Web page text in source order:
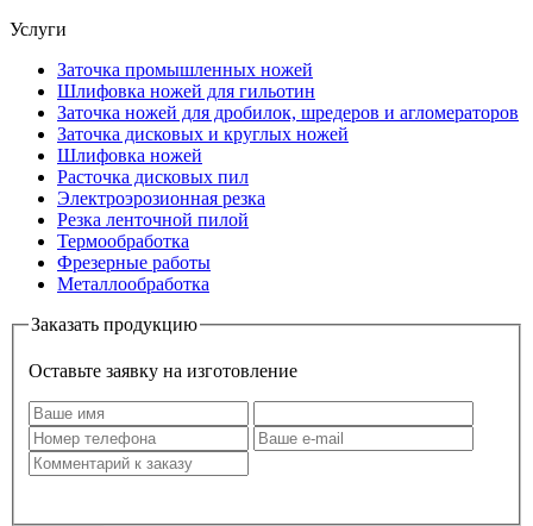
Услуги
Заточка промышленных ножей
Шлифовка ножей для гильотин
Заточка ножей для дробилок, шредеров и агломераторов
Заточка дисковых и круглых ножей
Шлифовка ножей
Расточка дисковых пил
Электроэрозионная резка
Резка ленточной пилой
Термообработка
Фрезерные работы
Металлообработка
Заказать продукцию
Оставьте заявку на изготовление